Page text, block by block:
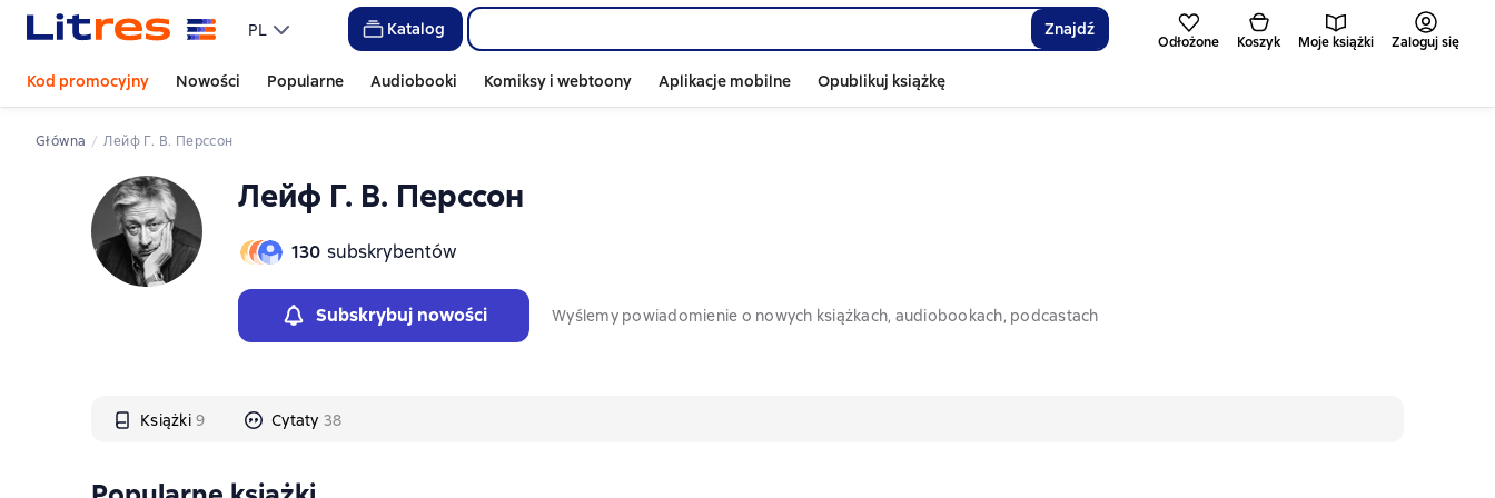
PL Katalog Znajdź
Odłożone Koszyk Moje książki Zaloguj się
Kod promocyjny Nowości Popularne Audiobooki Komiksy i webtoony Aplikacje mobilne Opublikuj książkę
Główna Лейф Г. В. Перссон
Лейф Г. В. Перссон
130 subskrybentów
Subskrybuj nowości Wyślemy powiadomienie o nowych książkach, audiobookach, podcastach
Książki 9 Cytaty 38
Слайдер с книгами
Слайдер с книгами